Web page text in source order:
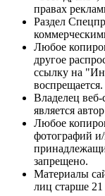
правах
Раздел
Любое
другое
ссылку на
воспрещается.
Владелец
является
Любое
фотографий
запрещено.
Материалы
лиц старше 21